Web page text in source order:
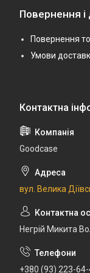
Повернення і
Повернення
Умови
Goodcase
вул. Велика
Негрій Микита
+380 (93) 223-